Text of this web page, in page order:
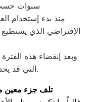
سنوات حسب
منذ بدء إستخدام
الإفتراضي الذي
وبعد إنقضاء هذه
التي قد يحدث بها عطل في أي وقت.
تلف جزء معين